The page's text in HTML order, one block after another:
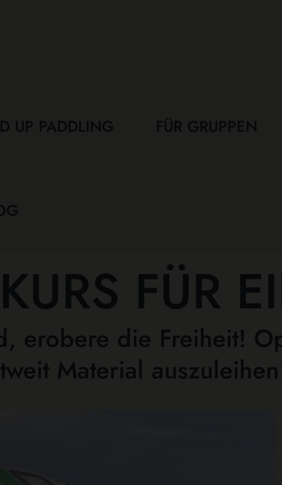
UP PADDLING FÜR GRUPPEN
FÜR
erobere die Freiheit!
Material